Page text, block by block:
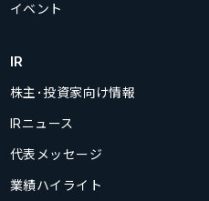
イベント
IR
株主･投資家向け情報
IRニュース
代表メッセージ
業績ハイライト